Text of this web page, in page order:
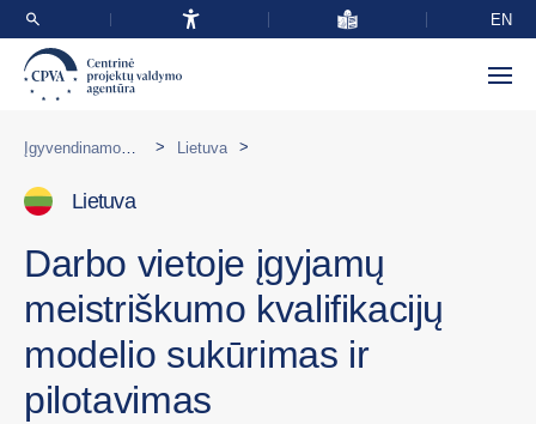
EN
> Lietuva >
Lietuva
Darbo vietoje įgyjamų
meistriškumo kvalifikacijų
modelio sukūrimas ir
pilotavimas